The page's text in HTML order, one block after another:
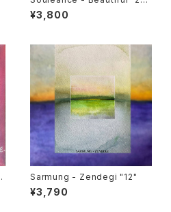
P"
¥3,800
Sarmung - Zendegi "12"
¥3,790